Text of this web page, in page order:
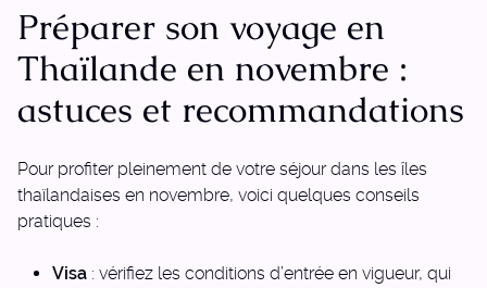
Préparer son voyage en
Thaïlande en novembre :
astuces et recommandations
Pour profiter pleinement de votre séjour dans les îles
thaïlandaises en novembre, voici quelques conseils
pratiques :
Visa : vérifiez les conditions d’entrée en vigueur, qui